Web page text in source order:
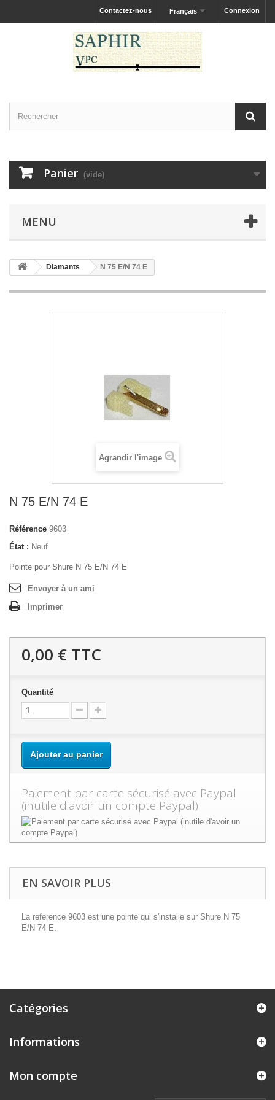
Connexion
Français
Contactez-nous
Panier (vide)
MENU
Diamants N 75 E/N 74 E
Agrandir l'image
N 75 E/N 74 E
Référence 9603
État : Neuf
Pointe pour Shure N 75 E/N 74 E
Envoyer à un ami
Imprimer
0,00 € TTC
Quantité
Ajouter au panier
Paiement par carte sécurisé avec Paypal
(inutile d'avoir un compte Paypal)
EN SAVOIR PLUS
La reference 9603 est une pointe qui s'installe sur Shure N 75
E/N 74 E.
Catégories
Informations
Mon compte